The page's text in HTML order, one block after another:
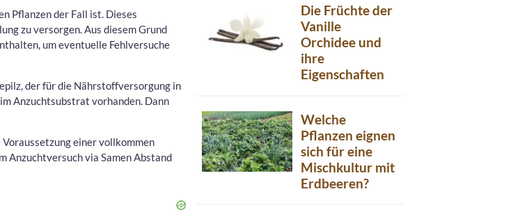
Pflanzen der Fall ist. Dieses
zu versorgen. Aus diesem Grund
um eventuelle Fehlversuche
der für die Nährstoffversorgung in
Anzuchtsubstrat vorhanden. Dann
einer vollkommen
Anzuchtversuch via Samen Abstand
Die Früchte der
Vanille
Orchidee und
ihre
Eigenschaften
Welche
Pflanzen eignen
sich für eine
Mischkultur mit
Erdbeeren?